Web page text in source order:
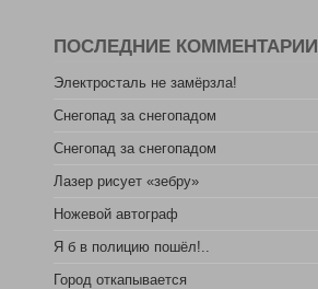
ПОСЛЕДНИЕ КОММЕНТАРИИ
Электросталь не замёрзла!
Снегопад за снегопадом
Снегопад за снегопадом
Лазер рисует «зебру»
Ножевой автограф
Я б в полицию пошёл!..
Город откапывается